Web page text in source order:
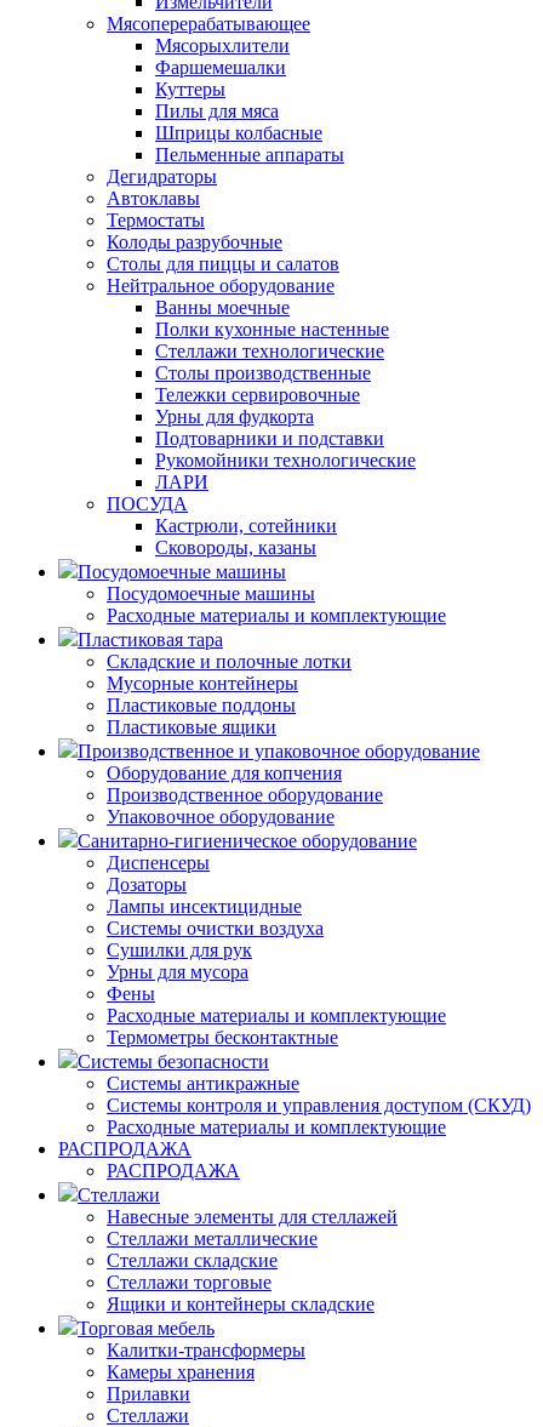
Мясоперерабатывающее
Мясорыхлители
Фаршемешалки
Куттеры
Пилы для мяса
Шприцы колбасные
Пельменные аппараты
Дегидраторы
Автоклавы
Термостаты
Колоды разрубочные
Столы для пиццы и салатов
Нейтральное оборудование
Ванны моечные
Полки кухонные настенные
Стеллажи технологические
Столы производственные
Тележки сервировочные
Урны для фудкорта
Подтоварники и подставки
Рукомойники технологические
ЛАРИ
ПОСУДА
Кастрюли, сотейники
Сковороды, казаны
Посудомоечные машины
Посудомоечные машины
Расходные материалы и комплектующие
Пластиковая тара
Складские и полочные лотки
Мусорные контейнеры
Пластиковые поддоны
Пластиковые ящики
Производственное и упаковочное оборудование
Оборудование для копчения
Производственное оборудование
Упаковочное оборудование
Санитарно-гигиеническое оборудование
Диспенсеры
Дозаторы
Лампы инсектицидные
Системы очистки воздуха
Сушилки для рук
Урны для мусора
Фены
Расходные материалы и комплектующие
Термометры бесконтактные
Системы безопасности
Системы антикражные
Системы контроля и управления доступом (СКУД)
Расходные материалы и комплектующие
РАСПРОДАЖА
РАСПРОДАЖА
Стеллажи
Навесные элементы для стеллажей
Стеллажи металлические
Стеллажи складские
Стеллажи торговые
Ящики и контейнеры складские
Торговая мебель
Калитки-трансформеры
Камеры хранения
Прилавки
Стеллажи